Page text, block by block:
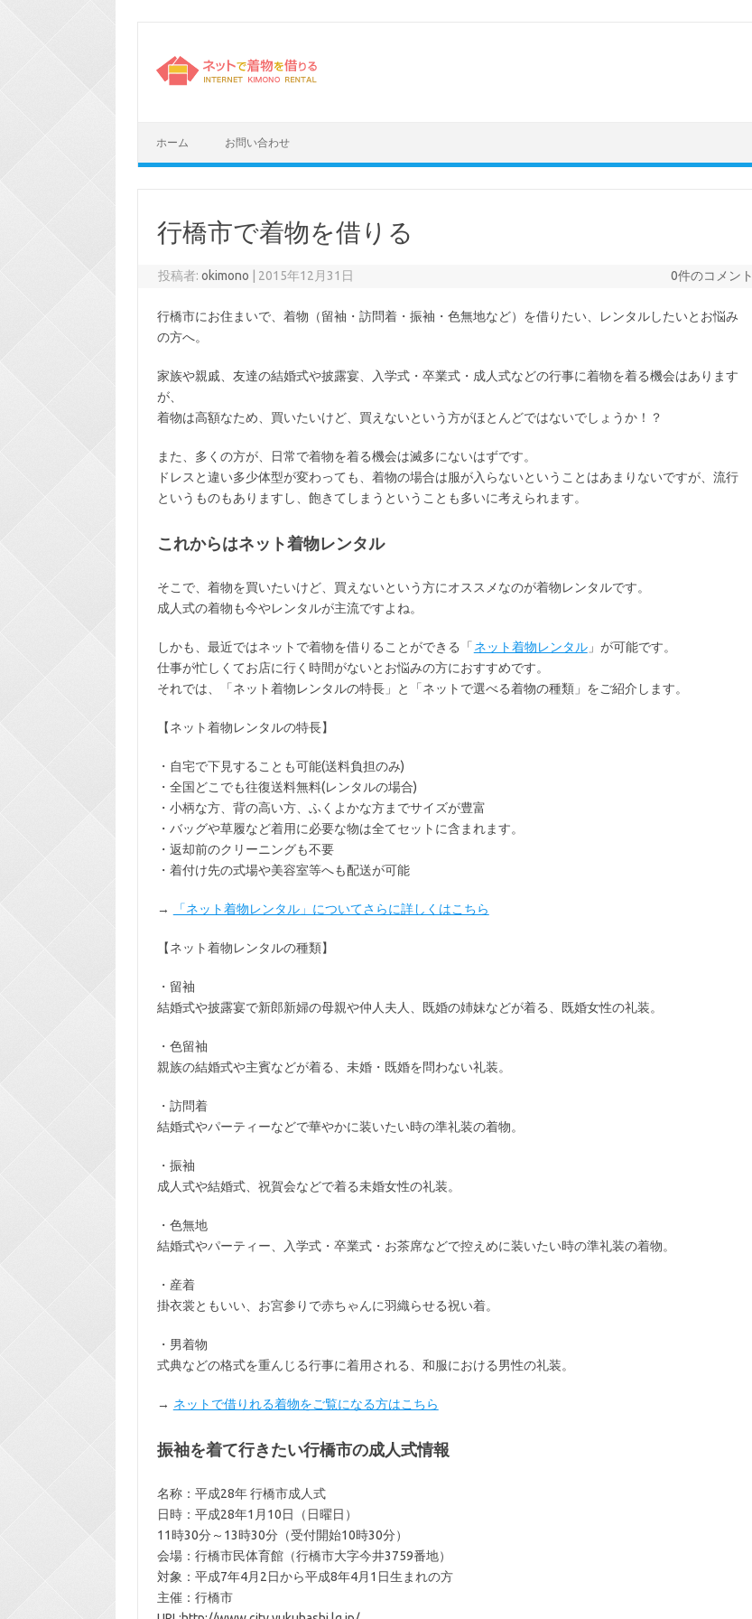
ホーム お問い合わせ
行橋市で着物を借りる
投稿者:okimono 2015年12月31日 0件のコメント
行橋市にお住まいで、着物（留袖・訪問着・振袖・色無地など）を借りたい、レンタルしたいとお悩み
の方へ。
家族や親戚、友達の結婚式や披露宴、入学式・卒業式・成人式などの行事に着物を着る機会はあります
が、
着物は高額なため、買いたいけど、買えないという方がほとんどではないでしょうか！？
また、多くの方が、日常で着物を着る機会は滅多にないはずです。
ドレスと違い多少体型が変わっても、着物の場合は服が入らないということはあまりないですが、流行
というものもありますし、飽きてしまうということも多いに考えられます。
これからはネット着物レンタル
そこで、着物を買いたいけど、買えないという方にオススメなのが着物レンタルです。
成人式の着物も今やレンタルが主流ですよね。
しかも、最近ではネットで着物を借りることができる「 ネット着物レンタル」が可能です。
仕事が忙しくてお店に行く時間がないとお悩みの方におすすめです。
それでは、「ネット着物レンタルの特長」と「ネットで選べる着物の種類」をご紹介します。
【ネット着物レンタルの特長】
・ 自宅で下見することも可能(送料負担のみ)
・全国どこでも往復送料無料(レンタルの場合)
・小柄な方、背の高い方、ふくよかな方までサイズが豊富
・バッグや草履など着用に必要な物は全てセット に含まれます。
・返却前のクリーニングも不要
・着付け先の式場や美容室等へも配送が可能
→ 「ネット着物レンタル」についてさらに詳しくはこちら
【ネット着物レンタルの種類】
・留袖
結婚式や披露宴で新郎新婦の母親や仲人夫人、既婚の姉妹などが着る、既婚女性の礼装。
・色留袖
親族の結婚式や主賓などが着る、未婚・既婚を問わない礼装。
・訪問着
結婚式やパーティーなどで華やかに装いたい時の準礼装の着物。
・振袖
成人式や結婚式、祝賀会などで着る未婚女性の礼装。
・色無地
結婚式やパーティー、入学式・卒業式・お茶席などで控えめに装いたい時の準礼装の着物。
・産着
掛衣裳ともいい、お宮参りで赤ちゃんに羽織らせる祝い着。
・男着物
式典などの格式を重んじる行事に着用される、和服における男性の礼装。
→ ネットで借りれる着物をご覧になる方はこちら
振袖を着て行きたい行橋市の成人式情報
名称：平成28年 行橋市成人式
日時：平成28年1月10日（日曜日）
11時30分～13時30分（受付開始10時30分）
会場：行橋市民体育館（行橋市大字今井3759番地）
対象：平成7年4月2日から平成8年4月1日生まれの方
主催：行橋市